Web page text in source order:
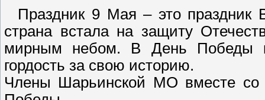
Праздник 9 Мая – это праздник
страна встала на защиту
мирным небом. В День Победы
гордость за свою историю.
Члены Шарьинской МО вместе со